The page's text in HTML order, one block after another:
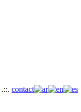
.::. contact